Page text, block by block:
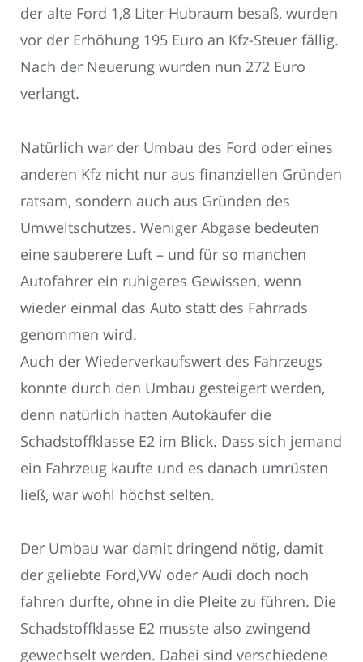
der alte Ford 1,8 Liter Hubraum besaß, wurden
vor der Erhöhung 195 Euro an Kfz-Steuer fällig.
Nach der Neuerung wurden nun 272 Euro
verlangt.
Natürlich war der Umbau des Ford oder eines
anderen Kfz nicht nur aus finanziellen Gründen
ratsam, sondern auch aus Gründen des
Umweltschutzes. Weniger Abgase bedeuten
eine sauberere Luft – und für so manchen
Autofahrer ein ruhigeres Gewissen, wenn
wieder einmal das Auto statt des Fahrrads
genommen wird.
Auch der Wiederverkaufswert des Fahrzeugs
konnte durch den Umbau gesteigert werden,
denn natürlich hatten Autokäufer die
Schadstoffklasse E2 im Blick. Dass sich jemand
ein Fahrzeug kaufte und es danach umrüsten
ließ, war wohl höchst selten.
Der Umbau war damit dringend nötig, damit
der geliebte Ford,VW oder Audi doch noch
fahren durfte, ohne in die Pleite zu führen. Die
Schadstoffklasse E2 musste also zwingend
gewechselt werden. Dabei sind verschiedene